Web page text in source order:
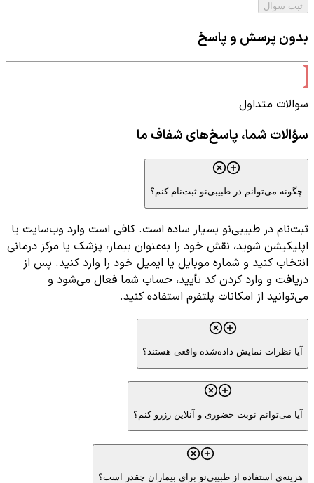
ثبت سوال
بدون پرسش و پاسخ
سوالات متداول
سؤالات شما، پاسخ‌های شفاف ما
چگونه می‌توانم در طبیبی‌نو ثبت‌نام کنم؟
ثبت‌نام در طبیبی‌نو بسیار ساده است. کافی است وارد وب‌سایت یا
اپلیکیشن شوید، نقش خود را به‌عنوان بیمار، پزشک یا مرکز درمانی
انتخاب کنید و شماره موبایل یا ایمیل خود را وارد کنید. پس از
دریافت و وارد کردن کد تأیید، حساب شما فعال می‌شود و
می‌توانید از امکانات پلتفرم استفاده کنید.
آیا نظرات نمایش داده‌شده واقعی هستند؟
آیا می‌توانم نوبت حضوری و آنلاین رزرو کنم؟
هزینه‌ی استفاده از طبیبی‌نو برای بیماران چقدر است؟